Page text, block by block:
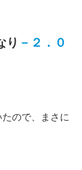
り －２．０
ので、まさに